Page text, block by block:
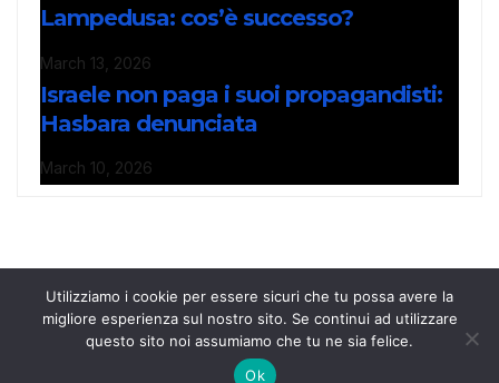
Lampedusa: cos’è successo?
March 13, 2026
Israele non paga i suoi propagandisti:
Hasbara denunciata
March 10, 2026
Notizie247.it
Notizie e approfondimenti dall’Italia e dall’Estero
Utilizziamo i cookie per essere sicuri che tu possa avere la
migliore esperienza sul nostro sito. Se continui ad utilizzare
questo sito noi assumiamo che tu ne sia felice.
Ok